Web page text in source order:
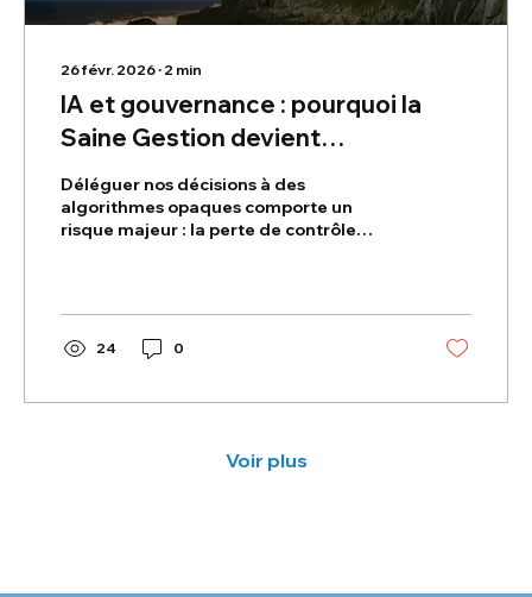
26 févr. 2026∙ 2 min
IA et gouvernance : pourquoi la
Saine Gestion devient
indispensable
Déléguer nos décisions à des
algorithmes opaques comporte un
risque majeur : la perte de contrôle
offrent un système immunitaire unique.
Découvrez comment cette rigueur
historique devient aujourd'hui la clé
l'assistant Hestia concrétise cette vision.
24 0
Voir plus